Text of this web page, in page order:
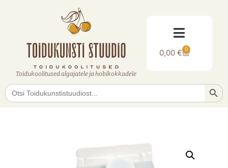
Toidukoolitused algajatele ja hobikokkadele
0,00€ 0
Search
for: